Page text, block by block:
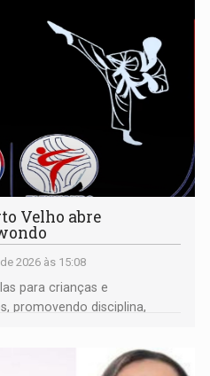
Velho abre
2026 às 15:08
para crianças e
promovendo disciplina,